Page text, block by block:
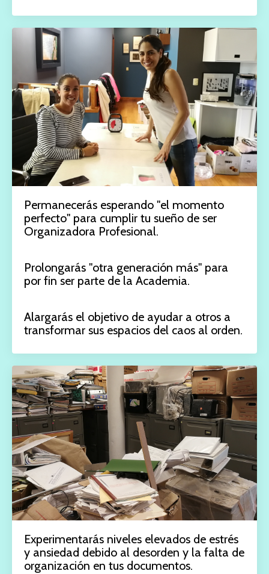
Permanecerás esperando "el momento
perfecto" para cumplir tu sueño de ser
Organizadora Profesional.
Prolongarás "otra generación más" para
por fin ser parte de la Academia.
Alargarás el objetivo de ayudar a otros a
transformar sus espacios del caos al orden.
Experimentarás niveles elevados de estrés
y ansiedad debido al desorden y la falta de
organización en tus documentos.